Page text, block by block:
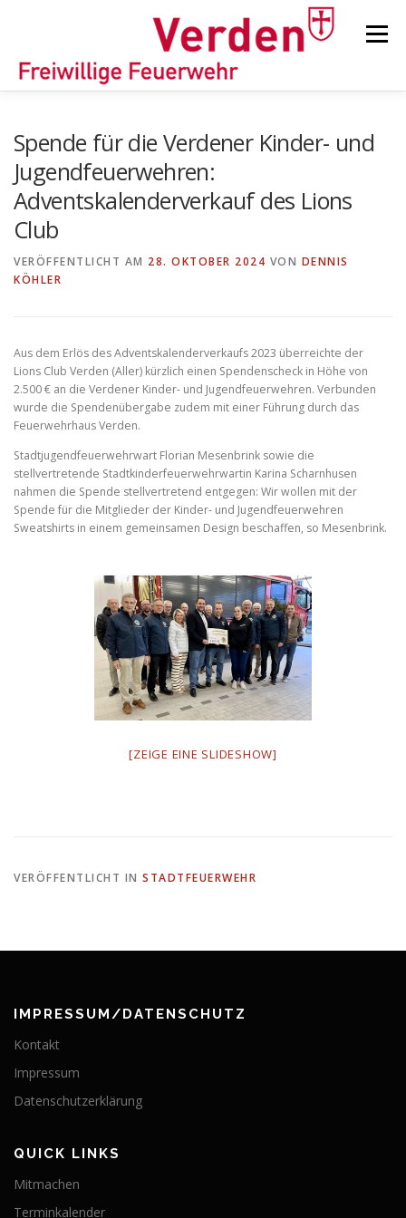
Menü
ORTSFEUERWEHREN
KINDER-/JUGENDFEUERWEHR AUSRÜSTUNG
Spende für die Verdener Kinder- und
Jugendfeuerwehren:
Adventskalenderverkauf des Lions
Club
VERÖFFENTLICHT AM 28. OKTOBER 2024 VON DENNIS
KÖHLER
Aus dem Erlös des Adventskalenderverkaufs 2023 überreichte der
Lions Club Verden (Aller) kürzlich einen Spendenscheck in Höhe von
2.500 € an die Verdener Kinder- und Jugendfeuerwehren. Verbunden
wurde die Spendenübergabe zudem mit einer Führung durch das
Feuerwehrhaus Verden.
Stadtjugendfeuerwehrwart Florian Mesenbrink sowie die
stellvertretende Stadtkinderfeuerwehrwartin Karina Scharnhusen
nahmen die Spende stellvertretend entgegen: Wir wollen mit der
Spende für die Mitglieder der Kinder- und Jugendfeuerwehren
Sweatshirts in einem gemeinsamen Design beschaffen, so Mesenbrink.
[ZEIGE EINE SLIDESHOW]
VERÖFFENTLICHT IN STADTFEUERWEHR
IMPRESSUM/DATENSCHUTZ
Kontakt
Impressum
Datenschutzerklärung
QUICK LINKS
Mitmachen
Terminkalender